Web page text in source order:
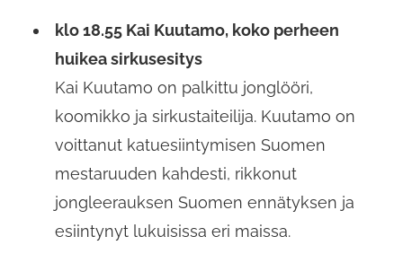
klo 18.55 Kai Kuutamo, koko perheen
huikea sirkusesitys
Kai Kuutamo on palkittu jonglööri,
koomikko ja sirkustaiteilija. Kuutamo on
voittanut katuesiintymisen Suomen
mestaruuden kahdesti, rikkonut
jongleerauksen Suomen ennätyksen ja
esiintynyt lukuisissa eri maissa.